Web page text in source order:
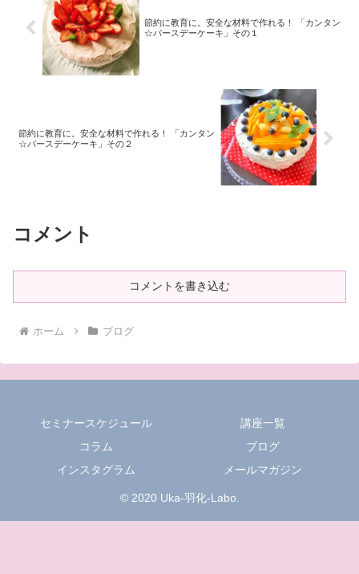
節約に教育に。安全な材料で作れる！ 「カンタン
☆バースデーケーキ」その１
節約に教育に。安全な材料で作れる！ 「カンタン
☆バースデーケーキ」その２
コメント
コメントを書き込む
ホーム ブログ
セミナースケジュール
講座一覧
コラム
ブログ
インスタグラム
メールマガジン
© 2020 Uka-羽化-Labo.